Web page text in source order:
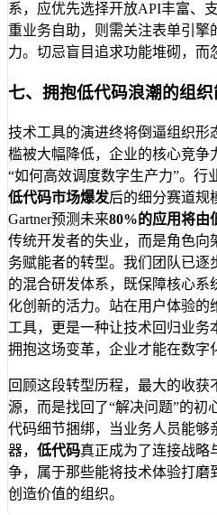
系，应优先选择开放API丰富、
重业务自助，则需关注表单引擎
力。切忌盲目追求功能堆砌，而
七、拥抱低代码浪潮的组
技术工具的演进终将倒逼组织形
槛被大幅降低，企业的核心竞争
“如何高效调度数字生产力”。行
低代码市场爆发后的细分赛道规
Gartner预测未来80%的应用将由
传统开发者的失业，而是角色向
务赋能者的转型。我们团队已逐
的混合研发体系，既保障核心系
化创新的活力。站在用户体验的
工具，更是一种让技术回归业务
拥抱这场变革，企业才能在数字
回顾这段转型历程，最大的收获
源，而是找回了“解决问题”的初
代码细节捆绑，当业务人员能够
器， 低代码真正成为了连接战略
争，属于那些能将技术体验打磨
创造价值的组织。